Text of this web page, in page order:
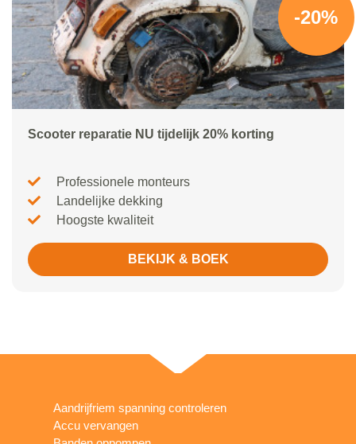
-20%
Scooter reparatie NU tijdelijk 20% korting
Professionele monteurs
Landelijke dekking
Hoogste kwaliteit
BEKIJK & BOEK
Aandrijfriem spanning controleren
Accu vervangen